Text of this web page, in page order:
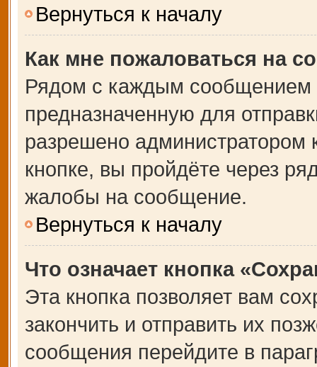
Вернуться к началу
Как мне пожаловаться на
Рядом с каждым сообщением
предназначенную для
разрешено
кнопке, вы пройдёте через
жалобы на сообщение.
Вернуться к началу
Что означает кнопка
Эта кнопка позволяет вам
закончить и отправить их
сообщения перейдите в